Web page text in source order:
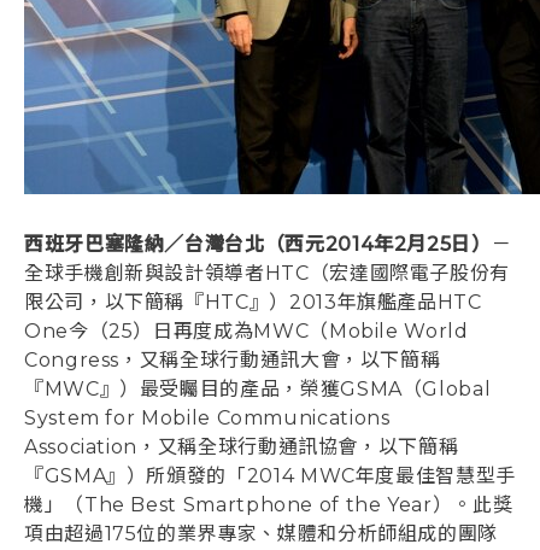
登入
西班牙巴塞隆納／台灣台北（西元2014年2月25日）
－
全球手機創新與設計領導者HTC（宏達國際電子股份有
限公司，以下簡稱『HTC』）2013年旗艦產品HTC
One今（25）日再度成為MWC（Mobile World
Congress，又稱全球行動通訊大會，以下簡稱
『MWC』）最受矚目的產品，榮獲GSMA（Global
System for Mobile Communications
Association，又稱全球行動通訊協會，以下簡稱
『GSMA』）所頒發的「2014 MWC年度最佳智慧型手
機」（The Best Smartphone of the Year）。此獎
項由超過175位的業界專家、媒體和分析師組成的團隊